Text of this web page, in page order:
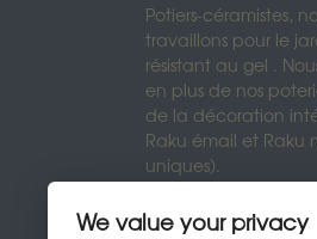
Potiers-céramistes,
travaillons pour le
résistant au gel .
en plus de nos
de la décoration
Raku émail et Raku
uniques).
We value your privacy